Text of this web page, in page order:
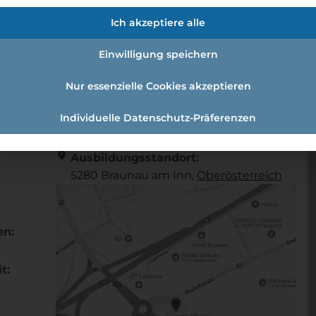
location_on Ausbildungsstandort:
5280 Braunau am Inn, Ober­österreich
Ich akzeptiere alle
Einwilligung speichern
Nur essenzielle Cookies akzeptieren
Individuelle Datenschutz-Präferenzen